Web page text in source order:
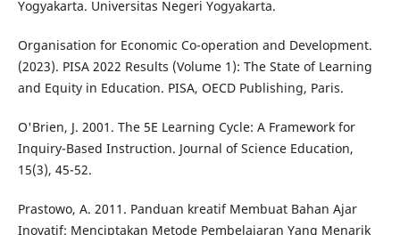
Yogyakarta. Universitas Negeri Yogyakarta.
Organisation for Economic Co-operation and Development.
(2023). PISA 2022 Results (Volume 1): The State of Learning
and Equity in Education. PISA, OECD Publishing, Paris.
O'Brien, J. 2001. The 5E Learning Cycle: A Framework for
Inquiry-Based Instruction. Journal of Science Education,
15(3), 45-52.
Prastowo, A. 2011. Panduan kreatif Membuat Bahan Ajar
Inovatif: Menciptakan Metode Pembelajaran Yang Menarik